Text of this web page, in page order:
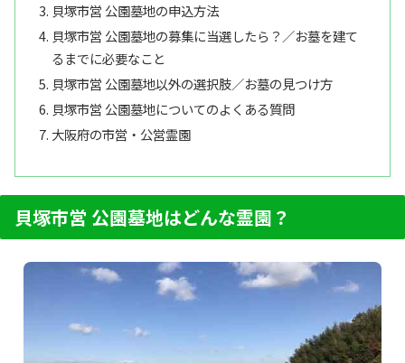
貝塚市営 公園墓地の申込方法
貝塚市営 公園墓地の募集に当選したら？／お墓を建て
るまでに必要なこと
貝塚市営 公園墓地以外の選択肢／お墓の見つけ方
貝塚市営 公園墓地についてのよくある質問
大阪府の市営・公営霊園
貝塚市営 公園墓地はどんな霊園？